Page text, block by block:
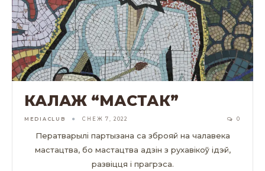
КАЛАЖ “МАСТАК”
MEDIACLUB СНЕЖ 7, 2022 0
Ператварылі партызана са зброяй на чалавека
мастацтва, бо мастацтва адзін з рухавікоў ідэй,
развіцця і прагрэса.